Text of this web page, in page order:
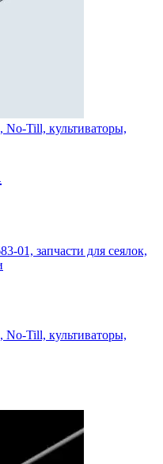
No-Till, культиваторы,
01, запчасти для сеялок,
No-Till, культиваторы,